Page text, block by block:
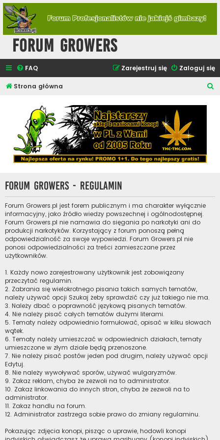
Forum Growers
FAQ Zaloguj się
Zarejestruj się
Strona główna
Forum Growers - Regulamin
Forum Growers.pl jest forem publicznym i ma charakter wyłącznie
informacyjny, jako źródło wiedzy powszechnej i ogólnodostępnej.
Forum Growers.pl nie namawia do sięgania po narkotyki ani do
produkcji narkotyków. Korzystający z forum ponoszą pełną
odpowiedzialność za swoje wypowiedzi. Forum Growers.pl nie
ponosi odpowiedzialności za treści zamieszczane przez
użytkowników.
1. Każdy nowo zarejestrowany użytkownik jest zobowiązany
przeczytać regulamin.
2. Zabrania się wielokrotnego pisania takich samych tematów,
należy używać opcji Szukaj żeby sprawdzić czy już takiego nie ma.
3. Należy dbać o poprawność językową pisanych tematów.
4. Nie należy pisać całych tematów dużymi literami.
5. Tematy należy odpowiednio formułować, opisać w kilku słowach
wątek.
6. Tematy należy umieszczać w odpowiednich działach, tematy
umieszczone w złym dziale będą przenoszone.
7. Nie należy pisać postów jeden pod drugim, należy używać opcji
Edytuj.
8. Nie należy wywoływać sporów, używać wulgaryzmów.
9. Zakaz reklam, chyba że zezwoli na to administrator.
10. Zakaz linkowania do innych stron, chyba że zezwoli na to
administrator.
11. Zakaz handlu na forum.
12. Administrator zastrzega sobie prawo do zmiany regulaminu.
Pokazując zdjęcia konopi, pisząc o uprawie, hodowli konopi